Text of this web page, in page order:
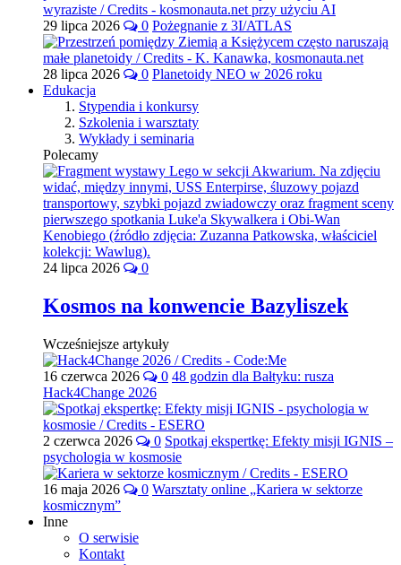
29 lipca 2026 0 Pożegnanie z 3I/ATLAS
28 lipca 2026 0 Planetoidy NEO w 2026 roku
Edukacja
Stypendia i konkursy
Szkolenia i warsztaty
Wykłady i seminaria
Polecamy
24 lipca 2026 0
Kosmos na konwencie Bazyliszek
Wcześniejsze artykuły
16 czerwca 2026 0 48 godzin dla Bałtyku: rusza
Hack4Change 2026
2 czerwca 2026 0 Spotkaj ekspertkę: Efekty misji IGNIS –
psychologia w kosmosie
16 maja 2026 0 Warsztaty online „Kariera w sektorze
kosmicznym”
Inne
O serwisie
Kontakt